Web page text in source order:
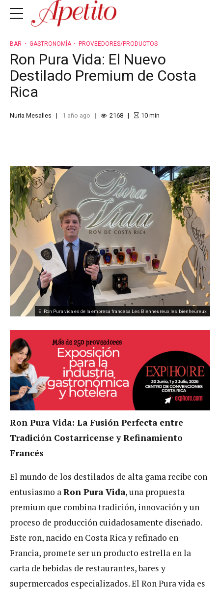
BAR GASTRONOMÍA PROVEEDORES/PRODUCTOS
Ron Pura Vida: El Nuevo
Destilado Premium de Costa
Rica
Nuria Mesalles 1 año ago 2168 10min
El Ron Pura vida es de la empresa francesa Les Bienheureux les.bienheureux
Ron Pura Vida: La Fusión Perfecta entre
Tradición Costarricense y Refinamiento
Francés
El mundo de los destilados de alta gama recibe con
entusiasmo aRon Pura Vida, una propuesta
premium que combina tradición, innovación y un
proceso de producción cuidadosamente diseñado.
Este ron, nacido en Costa Rica y refinado en
Francia, promete ser un producto estrella en la
carta de bebidas de restaurantes, bares y
supermercados especializados. El Ron Pura vida es